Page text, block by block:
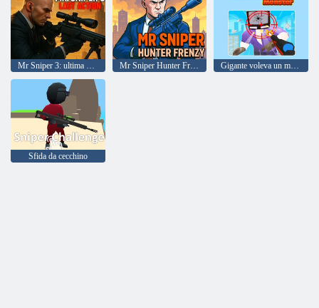
Mr Sniper 3: ultima azione Mr Sniper Hunter Frenzy Gigante voleva un mostro
Sfida da cecchino